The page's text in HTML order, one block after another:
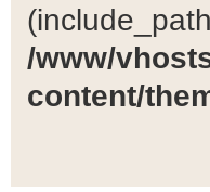
/www/
content/